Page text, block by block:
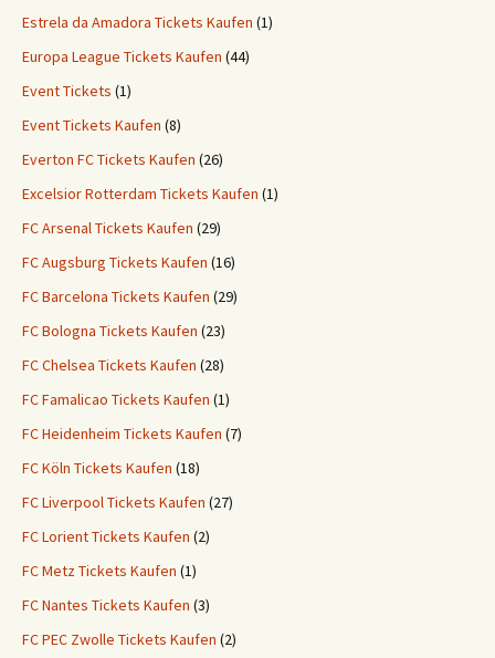
Estrela da Amadora Tickets Kaufen (1)
Europa League Tickets Kaufen (44)
Event Tickets (1)
Event Tickets Kaufen (8)
Everton FC Tickets Kaufen (26)
Excelsior Rotterdam Tickets Kaufen (1)
FC Arsenal Tickets Kaufen (29)
FC Augsburg Tickets Kaufen (16)
FC Barcelona Tickets Kaufen (29)
FC Bologna Tickets Kaufen (23)
FC Chelsea Tickets Kaufen (28)
FC Famalicao Tickets Kaufen (1)
FC Heidenheim Tickets Kaufen (7)
FC Köln Tickets Kaufen (18)
FC Liverpool Tickets Kaufen (27)
FC Lorient Tickets Kaufen (2)
FC Metz Tickets Kaufen (1)
FC Nantes Tickets Kaufen (3)
FC PEC Zwolle Tickets Kaufen (2)